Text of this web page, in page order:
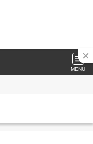
MENU